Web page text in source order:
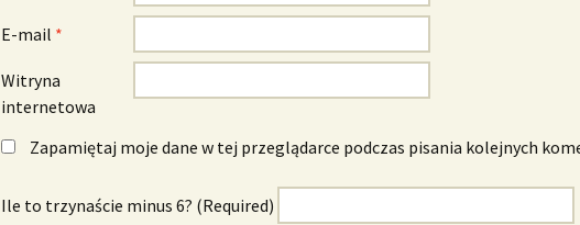
E-mail *
Witryna
internetowa
Zapamiętaj moje dane w tej przeglądarce podczas pisania kolejnych
Ile to trzynaście minus 6? (Required)